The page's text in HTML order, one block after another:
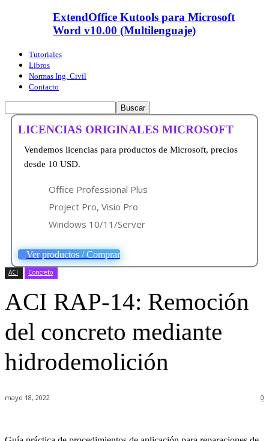
ExtendOffice Kutools para Microsoft
Word v10.00 (Multilenguaje)
Tutoriales
Libros
Normas Ing. Civil
Contacto
LICENCIAS ORIGINALES MICROSOFT
Vendemos licencias para productos de Microsoft, precios
desde 10 USD.
Office Professional Plus
Project Pro, Visio Pro
Windows 10/11/Server
Ver productos / Comprar
ACI Concreto
ACI RAP-14: Remoción
del concreto mediante
hidrodemolición
mayo 18, 2022 0